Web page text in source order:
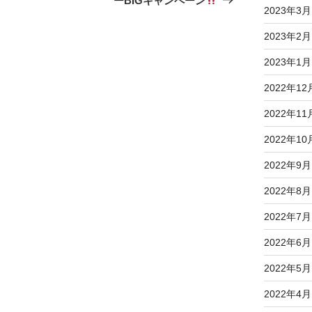
2023年3月
2023年2月
2023年1月
2022年12
2022年11
2022年10
2022年9月
2022年8月
2022年7月
2022年6月
2022年5月
2022年4月